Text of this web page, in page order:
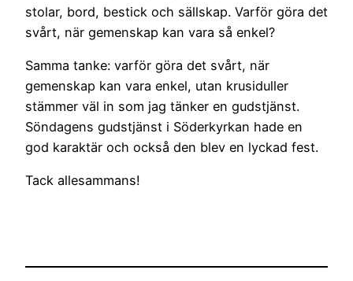
stolar, bord, bestick och sällskap. Varför göra det
svårt, när gemenskap kan vara så enkel?
Samma tanke: varför göra det svårt, när
gemenskap kan vara enkel, utan krusiduller
stämmer väl in som jag tänker en gudstjänst.
Söndagens gudstjänst i Söderkyrkan hade en
god karaktär och också den blev en lyckad fest.
Tack allesammans!